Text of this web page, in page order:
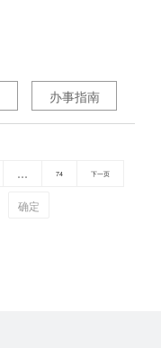
办事指南
… 74 下一页
确定